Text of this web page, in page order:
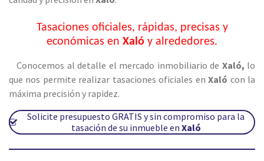
Tasaciones oficiales, rápidas, precisas y
económicas en Xaló y alrededores.
Conocemos al detalle el mercado inmobiliario de Xaló, lo
que nos permite realizar tasaciones oficiales en Xaló con la
máxima precisión y rapidez.
Solicite presupuesto GRATIS y sin compromiso para la
tasación de su inmueble en Xaló